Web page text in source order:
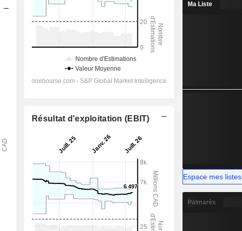
Résultat d'exploitation (EBIT)
Ma Liste
Espace mes listes
Palmarès